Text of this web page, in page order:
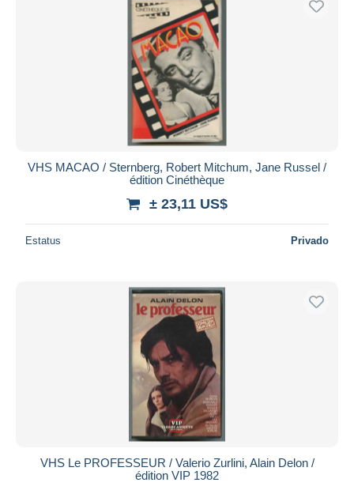
VHS MACAO / Sternberg, Robert Mitchum, Jane Russel /
édition Cinéthèque
± 23,11 US$
Estatus Privado
VHS Le PROFESSEUR / Valerio Zurlini, Alain Delon /
édition VIP 1982